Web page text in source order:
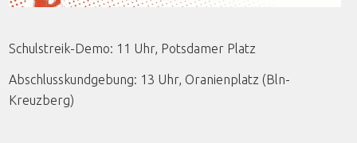
Schulstreik-Demo: 11 Uhr, Potsdamer Platz
Abschlusskundgebung: 13 Uhr, Oranienplatz (Bln-
Kreuzberg)